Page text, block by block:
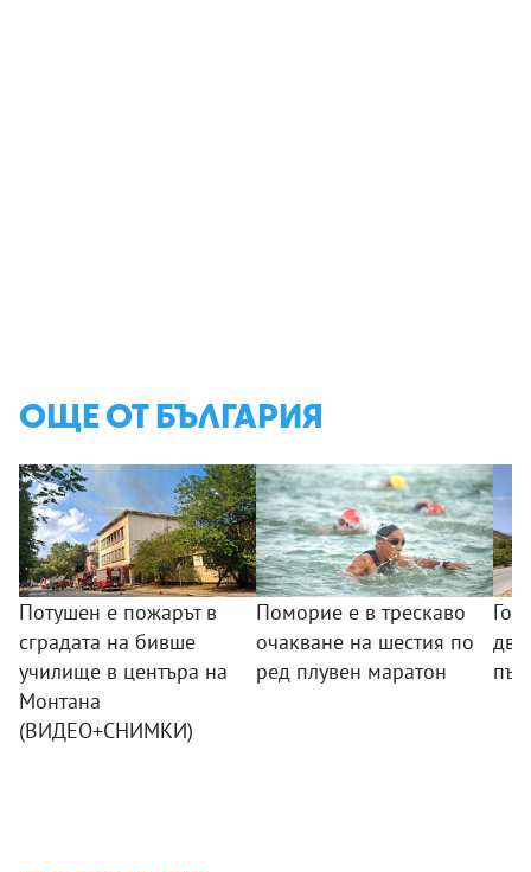
ОЩЕ ОТ БЪЛГАРИЯ
Потушен е пожарът в
сградата на бивше
училище в центъра на
Монтана
(ВИДЕО+СНИМКИ)
Поморие е в трескаво
очакване на шестия по
ред плувен маратон